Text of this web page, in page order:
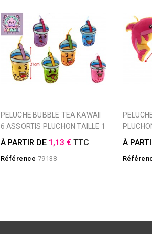
PELUCHE BUBBLE TEA KAWAII
6 ASSORTIS PLUCHON TAILLE 1
À PARTIR DE 1,13 € TTC
Référence 79138
PELUCHE DAUPHIN 3 COLORIS
À